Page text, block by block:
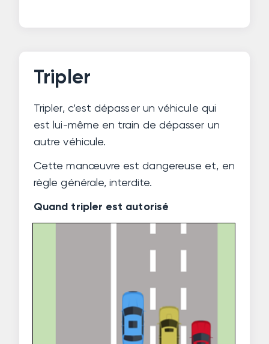
Tripler
Tripler, c’est dépasser un véhicule qui
est lui-même en train de dépasser un
autre véhicule.
Cette manœuvre est dangereuse et, en
règle générale, interdite.
Quand tripler est autorisé